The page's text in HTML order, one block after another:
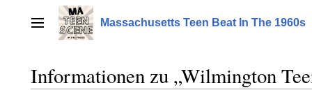
springenHauptmenü Massachusetts Teen Beat In The 1960s
Informationen zu „Wilmington